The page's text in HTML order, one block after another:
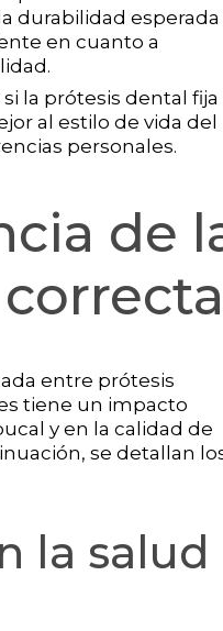
durabilidad esperada
en cuanto a
la prótesis dental fija
al estilo de vida del
personales.
de
entre prótesis
tiene un impacto
y en la calidad de
se detallan
la salud